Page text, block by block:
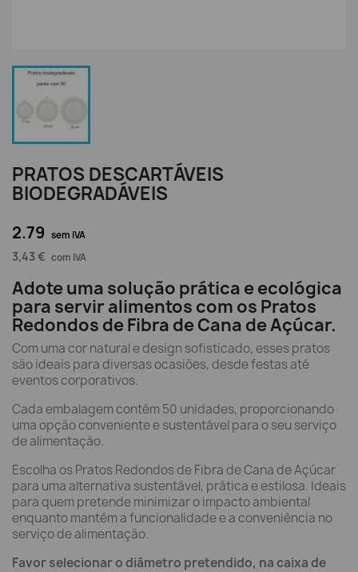
PRATOS DESCARTÁVEIS
BIODEGRADÁVEIS
2.79 sem IVA
3,43 € com IVA
Adote uma solução prática e ecológica
para servir alimentos com os Pratos
Redondos de Fibra de Cana de Açúcar.
Com uma cor natural e design sofisticado, esses pratos
são ideais para diversas ocasiões, desde festas até
eventos corporativos.
Cada embalagem contém 50 unidades, proporcionando
uma opção conveniente e sustentável para o seu serviço
de alimentação.
Escolha os Pratos Redondos de Fibra de Cana de Açúcar
para uma alternativa sustentável, prática e estilosa. Ideais
para quem pretende minimizar o impacto ambiental
enquanto mantém a funcionalidade e a conveniência no
serviço de alimentação.
Favor selecionar o diâmetro pretendido, na caixa de